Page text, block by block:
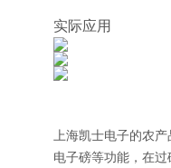
实际应用
上海凯士电子的农
电子磅等功能，在